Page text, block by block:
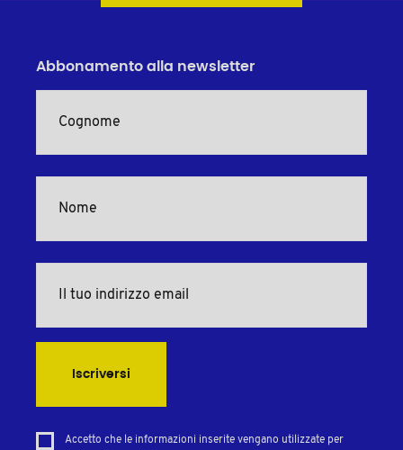
Abbonamento alla newsletter
Iscriversi
Accetto che le informazioni inserite vengano utilizzate per